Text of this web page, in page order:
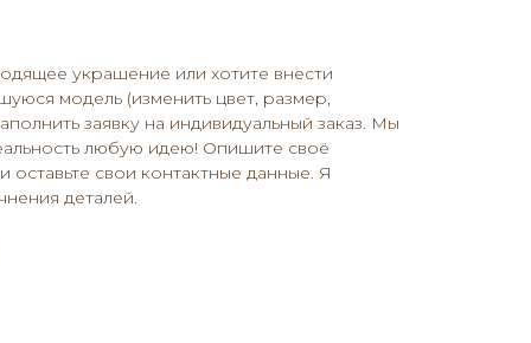
украшение или хотите внести
модель (изменить цвет, размер,
заявку на индивидуальный заказ. Мы
любую идею! Опишите своё
оставьте свои контактные данные. Я
деталей.
дизайн
бренде